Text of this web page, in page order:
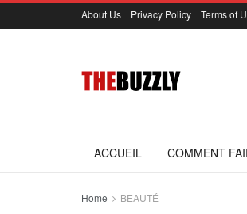
About Us Privacy Policy Terms of
ACCUEIL COMMENT
Home BEAUTÉ